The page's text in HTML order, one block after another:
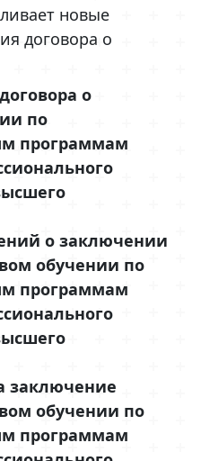
новые
договора о
о
по
программам
о заключении
обучении по
программам
заключение
обучении по
программам